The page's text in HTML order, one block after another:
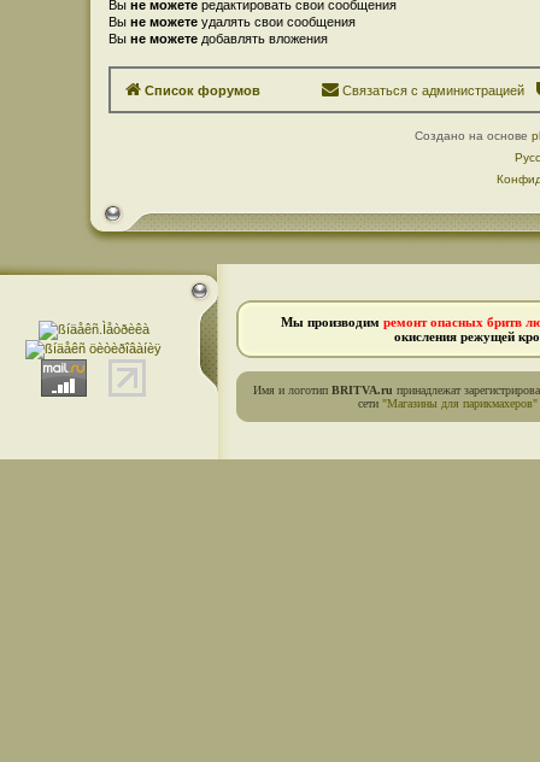
Вы не можете редактировать свои сообщения
Вы не можете удалять свои сообщения
Вы не можете добавлять вложения
Список форумов Связаться с администрацией
Создано на основе
Мы производим ремонт опасных бритв
окисления режущей
Имя и логотип BRITVA.ru принадлежат
сети "Магазины для парикмахеров"